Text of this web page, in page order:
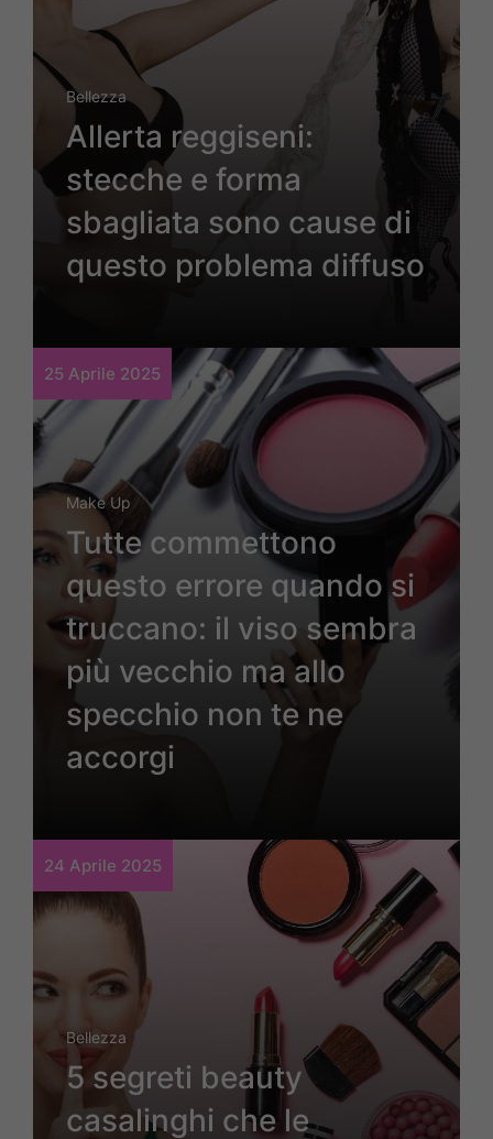
Bellezza
Allerta reggiseni:
stecche e forma
sbagliata sono cause di
questo problema diffuso
25 Aprile 2025
Make Up
Tutte commettono
questo errore quando si
truccano: il viso sembra
più vecchio ma allo
specchio non te ne
accorgi
24 Aprile 2025
Bellezza
5 segreti beauty
casalinghi che le